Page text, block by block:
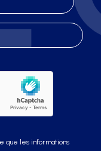
que les informations